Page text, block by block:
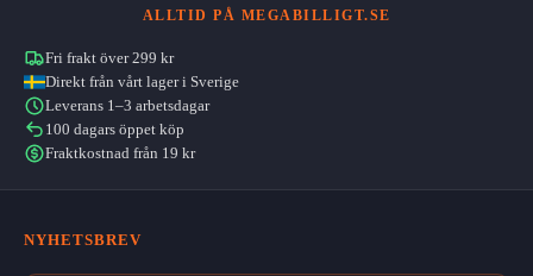
ALLTID PÅ MEGABILLIGT.SE
Fri frakt över 299 kr
Direkt från vårt lager i Sverige
Leverans 1–3 arbetsdagar
100 dagars öppet köp
Fraktkostnad från 19 kr
NYHETSBREV